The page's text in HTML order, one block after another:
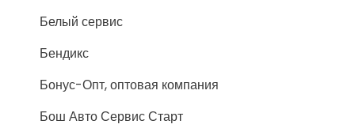
Белый сервис
Бендикс
Бонус-Опт, оптовая компания
Бош Авто Сервис Старт